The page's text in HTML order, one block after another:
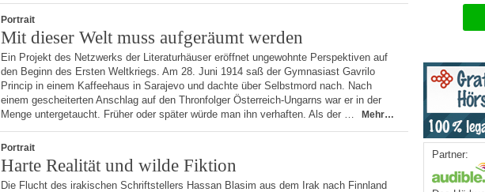
Portrait
Mit dieser Welt muss aufgeräumt werden
Ein Projekt des Netzwerks der Literaturhäuser eröffnet ungewohnte Perspektiven auf
den Beginn des Ersten Weltkriegs. Am 28. Juni 1914 saß der Gymnasiast Gavrilo
Princip in einem Kaffeehaus in Sarajevo und dachte über Selbstmord nach. Nach
einem gescheiterten Anschlag auf den Thronfolger Österreich-Ungarns war er in der
Menge untergetaucht. Früher oder später würde man ihn verhaften. Als der …
Mehr…
Portrait
Harte Realität und wilde Fiktion
Die Flucht des irakischen Schriftstellers Hassan Blasim aus dem Irak nach Finnland
Partner: